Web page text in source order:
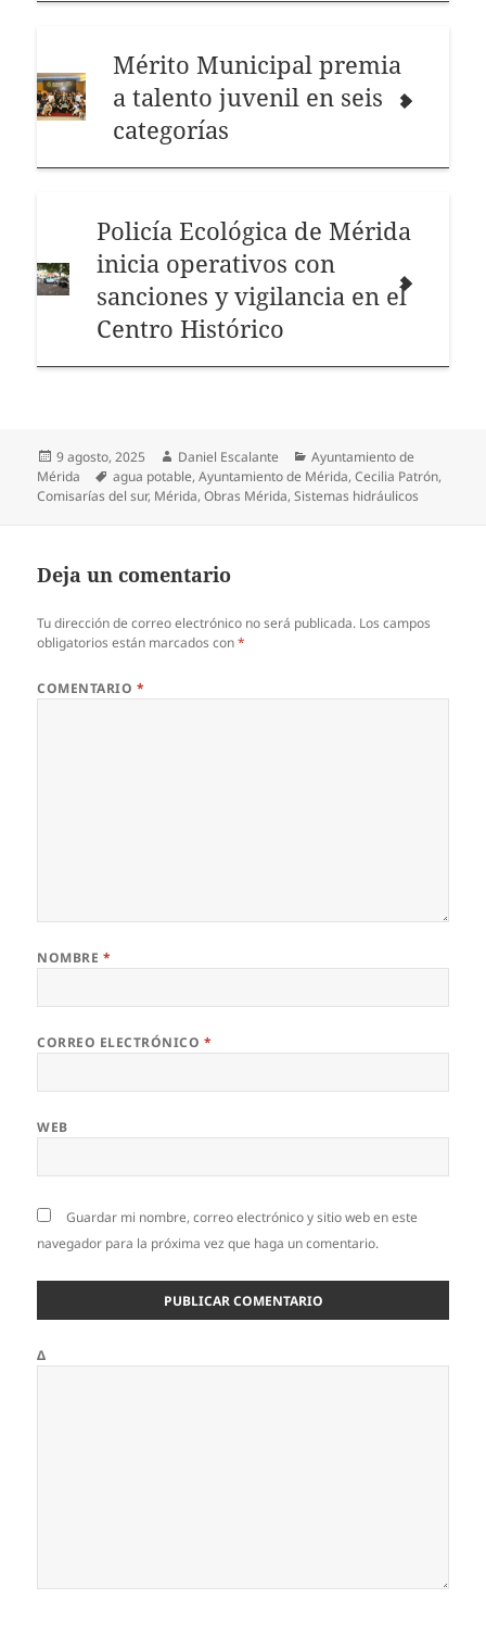
Mérito Municipal premia
a talento juvenil en seis
categorías
Policía Ecológica de Mérida
inicia operativos con
sanciones y vigilancia en el
Centro Histórico
Publicado
el
9 agosto, 2025 Autor
Daniel Escalante Categorías
Ayuntamiento de
Mérida
Etiquetas
agua potable,Ayuntamiento de Mérida,Cecilia Patrón,
Comisarías del sur, Mérida,Obras Mérida,Sistemas hidráulicos
Deja un comentario
Tu dirección de correo electrónico no será publicada. Los campos
obligatorios están marcados con*
COMENTARIO *
NOMBRE *
CORREO ELECTRÓNICO *
WEB
Guardar mi nombre, correo electrónico y sitio web en este
navegador para la próxima vez que haga un comentario.
Δ